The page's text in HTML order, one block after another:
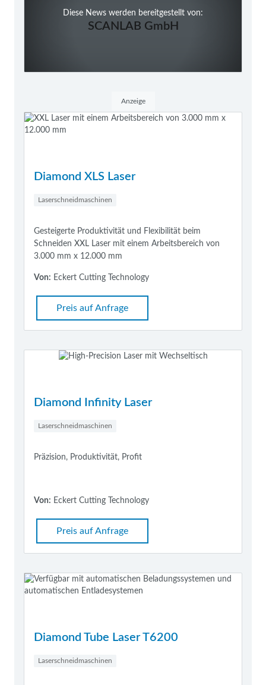
Diese News werden bereitgestellt von:
SCANLAB GmbH
Anzeige
Diamond XLS Laser
Laserschneidmaschinen
Gesteigerte Produktivität und Flexibilität beim
Schneiden XXL Laser mit einem Arbeitsbereich von
3.000 mm x 12.000 mm
Von: Eckert Cutting Technology
Preis auf Anfrage
Diamond Infinity Laser
Laserschneidmaschinen
Präzision, Produktivität, Profit
Von: Eckert Cutting Technology
Preis auf Anfrage
Diamond Tube Laser T6200
Laserschneidmaschinen